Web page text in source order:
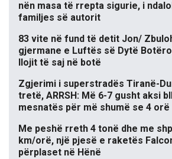
nën masa të rrepta sigurie, i
familjes së autorit
83 vite në fund të detit Jon/
gjermane e Luftës së Dytë
llojit të saj në botë
Zgjerimi i superstradës Tiranë-
tretë, ARRSH: Më 6-7 gusht aksi
mesnatës për më shumë se 4 orë
Me peshë rreth 4 tonë dhe me
km/orë, një pjesë e raketës
përplaset në Hënë